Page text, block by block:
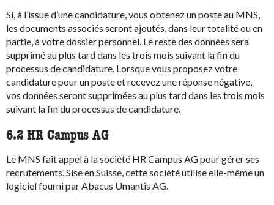
Si, à l’issue d’une candidature, vous obtenez un poste au MNS,
les documents associés seront ajoutés, dans leur totalité ou en
partie, à votre dossier personnel. Le reste des données sera
supprimé au plus tard dans les trois mois suivant la fin du
processus de candidature. Lorsque vous proposez votre
candidature pour un poste et recevez une réponse négative,
vos données seront supprimées au plus tard dans les trois mois
suivant la fin du processus de candidature.
6.2 HR Campus AG
Le MNS fait appel à la société HR Campus AG pour gérer ses
recrutements. Sise en Suisse, cette société utilise elle-même un
logiciel fourni par Abacus Umantis AG.